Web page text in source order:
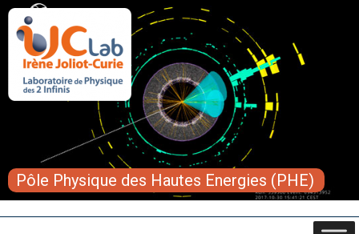
Pôle Physique des Hautes Energies (PHE)